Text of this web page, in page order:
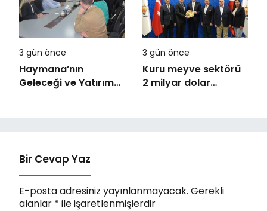
3 gün önce
Haymana’nın
Geleceği ve Yatırım
3 gün önce
Kuru meyve sektörü
2 milyar dolar
Bir Cevap Yaz
E-posta adresiniz yayınlanmayacak. Gerekli
alanlar * ile işaretlenmişlerdir